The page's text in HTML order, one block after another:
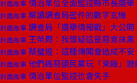
封面故事 情治單位全面監控縣市長選舉
封面故事 解讀調查局密件的數字玄機
封面故事 調查局「選舉情報戰」大公開
封面故事 王榮周：我懷疑這是惡意抹黑
封面故事 蔡璧煌：這種傳聞會造成不安
封面故事 他們痛惡國民黨玩「東廠」遊
封面故事 情治單位監控也會失手